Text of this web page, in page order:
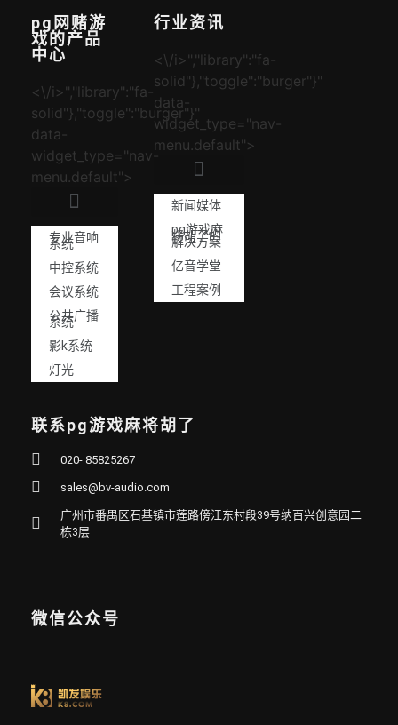
pg网赌游
戏的产品
中心
<\/i>","library":"fa-
solid"},"toggle":"burger"}"
data-
widget_type="nav-
menu.default">
专业音响
系统
中控系统
会议系统
公共广播
系统
影k系统
灯光
行业资讯
<\/i>","library":"fa-
solid"},"toggle":"burger"}"
data-
widget_type="nav-
menu.default">
新闻媒体
pg游戏麻
将胡了的
解决方案
亿音学堂
工程案例
联系pg游戏麻将胡了
020- 85825267
sales@bv-audio.com
广州市番禺区石基镇市莲路傍江东村段39号纳百兴创意园二
栋3层
微信公众号